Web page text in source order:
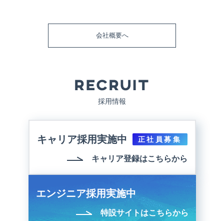
会社概要へ
採用情報
キャリア採用実施中 正社員募集
キャリア登録はこちらから
エンジニア採用実施中
特設サイトはこちらから